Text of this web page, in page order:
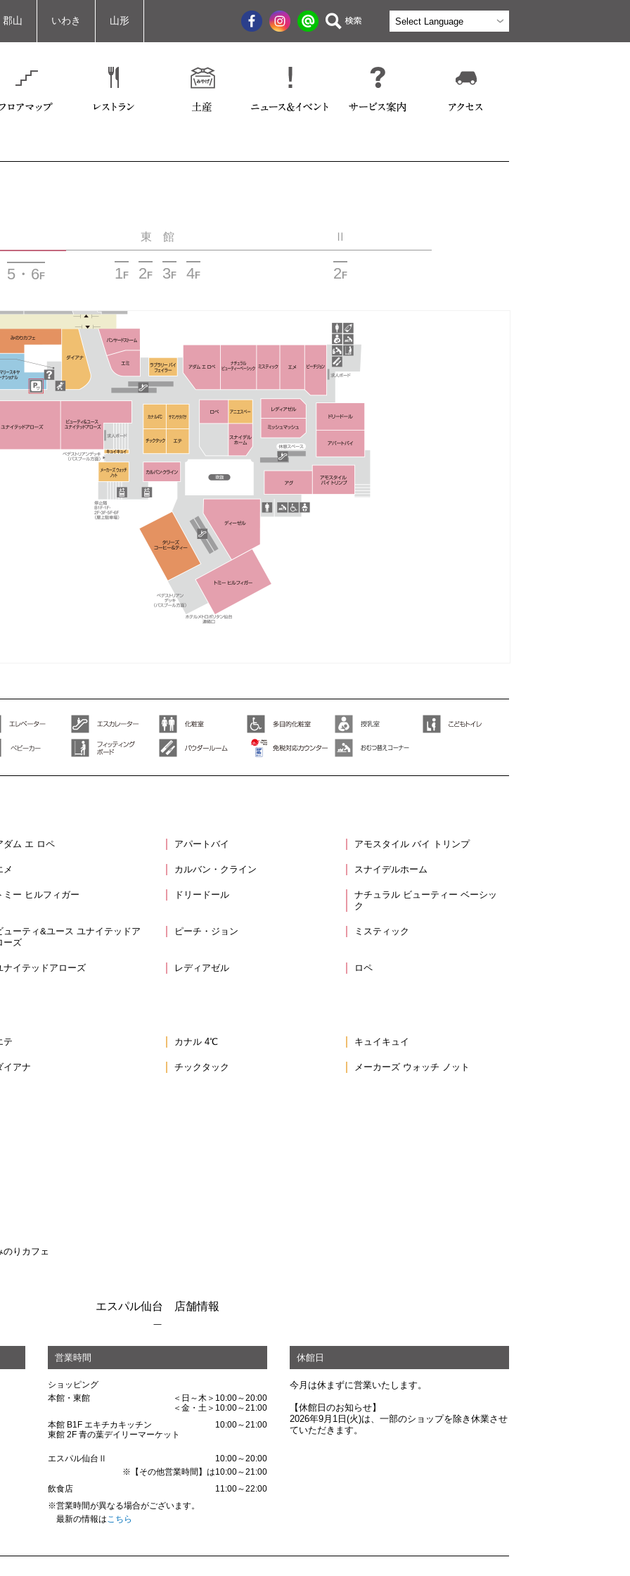
郡山 いわき 山形
5・6F
東 館
1 F 2 F 3 F 4F
Ⅱ
2 F
ダム エ ロペ アパートバイ アモスタイル バイ トリンプ
メ カルバン・クライン スナイデルホーム
ミー ヒルフィガー ドリードール
ナチュラル ビューティー ベーシッ
ク
ューティ&ユース ユナイテッドア
ーズ
ピーチ・ジョン ミスティック
ナイテッドアローズ レディアゼル ロペ
テ カナル 4℃ キュイキュイ
イアナ チックタック メーカーズ ウォッチ ノット
のりカフェ
エスパル仙台 店舗情報
営業時間
ショッピング
本館・東館
＜日～木＞10:00～20:00
＜金・土＞10:00～21:00
本館 B1F エキチカキッチン
東館 2F 青の葉デイリーマーケット
10:00～21:00
エスパル仙台Ⅱ
10:00～20:00
※【その他営業時間】は10:00～21:00
飲食店
11:00～22:00
※営業時間が異なる場合がございます。
最新の情報はこちら
休館日
今月は休まずに営業いたします。
【休館日のお知らせ】
2026年9月1日(火)は、一部のショップを除き休業させ
ていただきます。